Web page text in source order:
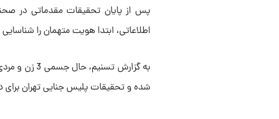
پس از پایان تحقیقات مقدماتی در
اطلاعاتی، ابتدا هویت متهمان را
به گزارش
شده و تحقیقات پلیس جنایی تهران برای